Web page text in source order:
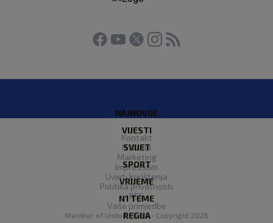
NAJNOVIJE
VIJESTI
SVIJET
SPORT
VRIJEME
N1 TEME
REGIJA
Kontakt
O Nama
Marketing
Impressum
Uvjeti korištenja
Politika privatnosti
RSS
Vaše primjedbe
Member of United Media- Copyright 2026